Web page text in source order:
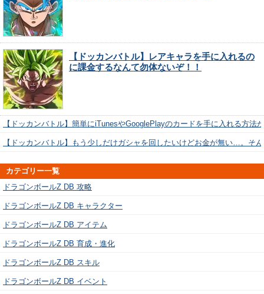
【ドッカンバトル】レアキャラを手に入れるの
に課金するなんて勿体ないぞ！！
【ドッカンバトル】簡単にiTunesやGooglePlayのカードを手に入れる方法
【ドッカンバトル】もう少しだけガシャを回したいけどお金が無い…。そ
カテゴリー一覧
ドラゴンボールZ DB 攻略
ドラゴンボールZ DB キャラクター
ドラゴンボールZ DB アイテム
ドラゴンボールZ DB 育成・進化
ドラゴンボールZ DB スキル
ドラゴンボールZ DB イベント